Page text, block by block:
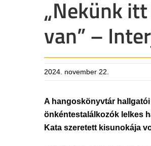
„Nekünk
van” –
2024. november 22.
A hangoskönyvtár
önkéntestalálkozók lelkes
Kata szeretett kisunokája